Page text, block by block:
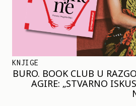
KNJIGE
BURO. BOOK CLUB U
AGIRE: „STVARNO